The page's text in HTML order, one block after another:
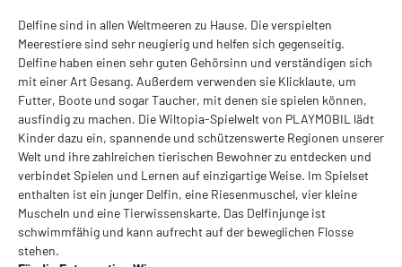
Delfine sind in allen Weltmeeren zu Hause. Die verspielten
Meerestiere sind sehr neugierig und helfen sich gegenseitig.
Delfine haben einen sehr guten Gehörsinn und verständigen sich
mit einer Art Gesang. Außerdem verwenden sie Klicklaute, um
Futter, Boote und sogar Taucher, mit denen sie spielen können,
ausfindig zu machen. Die Wiltopia-Spielwelt von PLAYMOBIL lädt
Kinder dazu ein, spannende und schützenswerte Regionen unserer
Welt und ihre zahlreichen tierischen Bewohner zu entdecken und
verbindet Spielen und Lernen auf einzigartige Weise. Im Spielset
enthalten ist ein junger Delfin, eine Riesenmuschel, vier kleine
Muscheln und eine Tierwissenskarte. Das Delfinjunge ist
schwimmfähig und kann aufrecht auf der beweglichen Flosse
stehen.